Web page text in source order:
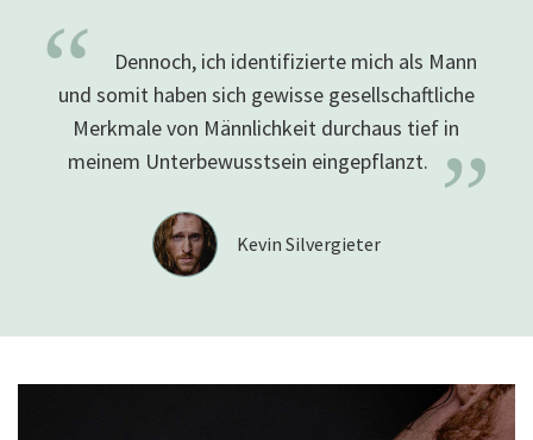
“
Dennoch, ich identifizierte mich als Mann
und somit haben sich gewisse gesellschaftliche
Merkmale von Männlichkeit durchaus tief in
meinem Unterbewusstsein eingepflanzt.
”
Kevin Silvergieter